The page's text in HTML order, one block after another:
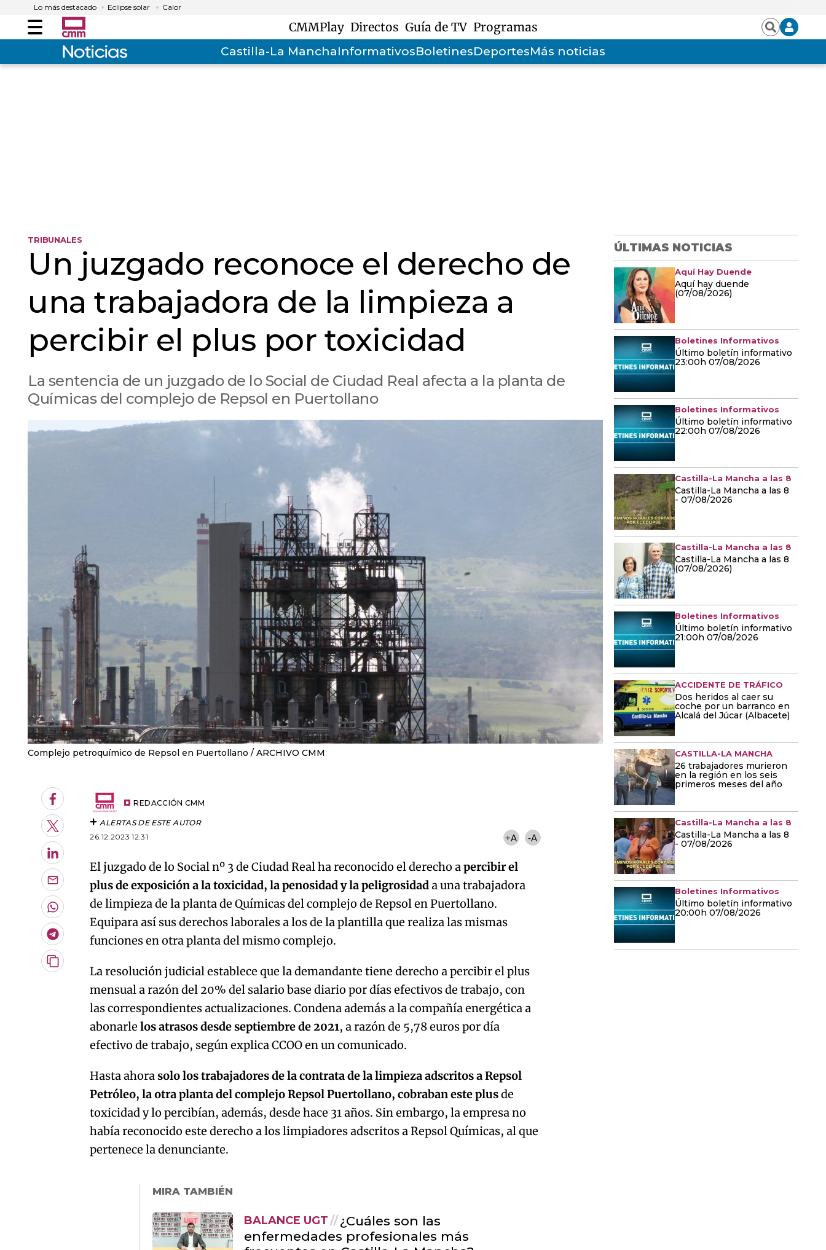
Lo más destacado Eclipse solar Calor
Menú CMMPlay Directos Guía de TV Programas BuscarIniciar
sesión
Castilla-La ManchaInformativosBoletinesDeportesMás noticias
TRIBUNALES
Un juzgado reconoce el derecho de
una trabajadora de la limpieza a
percibir el plus por toxicidad
La sentencia de un juzgado de lo Social de Ciudad Real afecta a la planta de
Químicas del complejo de Repsol en Puertollano
Complejo petroquímico de Repsol en Puertollano ARCHIVO CMM
Facebook
Twitter
LinkedIn
Enviar
por
Email
Whatsapp
Telegram
Copiar
artículo
REDACCIÓN CMM
ALERTAS DE ESTE AUTOR
26.12.2023 12:31
+A -A
El juzgado de lo Social nº 3 de Ciudad Real ha reconocido el derecho apercibir el
plus de exposición a la toxicidad, la penosidad y la peligrosidada una trabajadora
de limpieza de la planta de Químicas del complejo de Repsol en Puertollano.
Equipara así sus derechos laborales a los de la plantilla que realiza las mismas
funciones en otra planta del mismo complejo.
La resolución judicial establece que la demandante tiene derecho a percibir el plus
mensual a razón del 20% del salario base diario por días efectivos de trabajo, con
las correspondientes actualizaciones. Condena además a la compañía energética a
abonarlelos atrasos desde septiembre de 2021, a razón de 5,78 euros por día
efectivo de trabajo, según explica CCOO en un comunicado.
Hasta ahorasolo los trabajadores de la contrata de la limpieza adscritos a Repsol
Petróleo, la otra planta del complejo Repsol Puertollano, cobraban este plusde
toxicidad y lo percibían, además, desde hace 31 años. Sin embargo, la empresa no
había reconocido este derecho a los limpiadores adscritos a Repsol Químicas, al que
pertenece la denunciante.
MIRA TAMBIÉN
BALANCE UGT
¿Cuáles son las
enfermedades profesionales más
ÚLTIMAS NOTICIAS
Aquí Hay Duende
Aquí hay duende
(07/08/2026)
Boletines Informativos
Último boletín informativo
23:00h 07/08/2026
Boletines Informativos
Último boletín informativo
22:00h 07/08/2026
Castilla-La Mancha a las 8
Castilla-La Mancha a las 8
- 07/08/2026
Castilla-La Mancha a las 8
Castilla-La Mancha a las 8
(07/08/2026)
Boletines Informativos
Último boletín informativo
21:00h 07/08/2026
ACCIDENTE DE TRÁFICO
Dos heridos al caer su
coche por un barranco en
Alcalá del Júcar (Albacete)
CASTILLA-LA MANCHA
26 trabajadores murieron
en la región en los seis
primeros meses del año
Castilla-La Mancha a las 8
Castilla-La Mancha a las 8
- 07/08/2026
Boletines Informativos
Último boletín informativo
20:00h 07/08/2026